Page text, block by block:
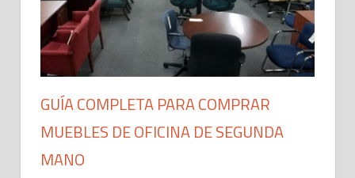
GUÍA COMPLETA PARA COMPRAR
MUEBLES DE OFICINA DE SEGUNDA
MANO